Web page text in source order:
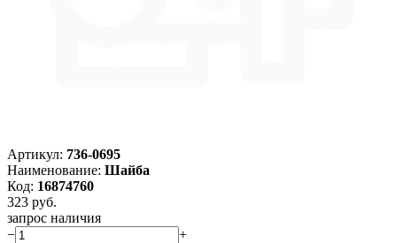
Артикул: 736-0695
Наименование: Шайба
Код: 16874760
323 руб.
запрос наличия
−
+